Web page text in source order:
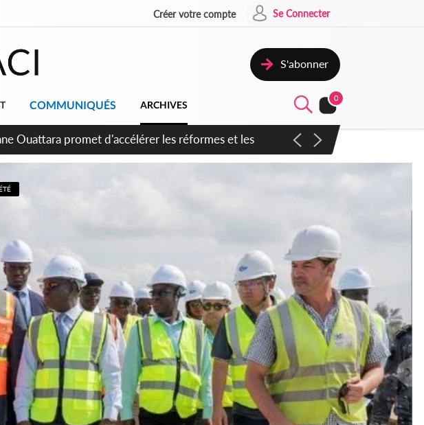
Créer votre compte Se Connecter
S'abonner
COMMUNIQUÉS ARCHIVES
0
ivoirien et veut s'en inspirer pour accélérer le